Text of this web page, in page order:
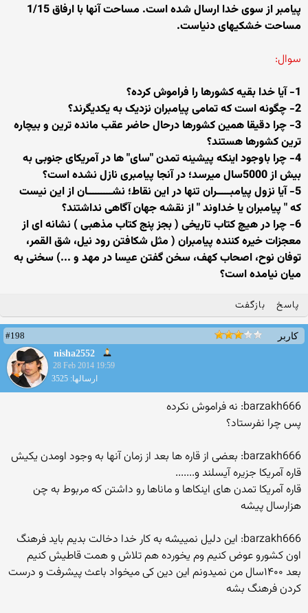
پیامبر از سوی خدا ارسال شده است. مساحت آنها با ارفاق 1/15
مساحت خشکیهای دنیاست.
سوال:
1- آیا خدا بقیه کشورها را فراموش کرده؟
2- چگونه است که تمامی پیامبران نزدیک به یکدیگرند؟
3- چرا دقیقا همین کشورها درحال حاضر عقب مانده ترین و بیچاره
ترین کشورها هستند؟
4- چرا باوجود اینکه پیشینه تمدن "سای" ها در آمریکای جنوبی به
بیش از 5000سال میرسد؛ در آنجا پیامبری نازل نشده است؟
5- آیا نزول پیامبـــــران تنها در این نقاط؛ نشـــــــــان از این نیست
که " پیامبران یا خداوند " از نقشه جهان آگاهی نداشتند؟
6- چرا در هیچ کتاب تاریخی ( بجز پنج کتاب مذهبی ) نشانه ای از
معجزات خیره کننده پیامبران ( مثل شکافتن رود نیل، شق القمر،
توفان نوح، اصحاب کهف، سخن گفتن عیسا در مهد و ...) سخنی به
میان نیامده است؟
پاسخ بازگفت
کاربر
#198
nisha2552
28 Feb 2014 19:59
ارسالها: 3525
barzakh666: نه فراموش نکرده
پس چرا نفرستاد؟
barzakh666: بعضی از قاره ها بعد از زمان آنها به وجود اومدن یکیش
قاره آمریکا جزیره آیسلند و.......
قاره آمریکا تمدن های اینکاها و ماناها رو داشتن که مربوط به چن
هزارسال پیشه
barzakh666: این دلیل نمییشه به کار خدا دخالت بدیم باید فرهنگ
اون کشورو عوض کنیم وم یخورده هم تلاش و همت قاطیش کنیم
بعد ۱۴۰۰سال من نمیدونم این دین کی میخواد باعث پیشرفت و درست
کردن فرهنگ بشه